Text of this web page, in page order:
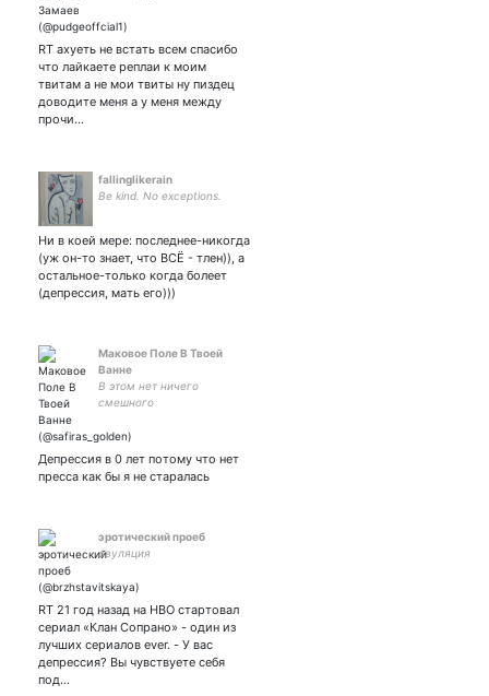
RT ахуеть не встать всем спасибо
что лайкаете реплаи к моим
твитам а не мои твиты ну пиздец
доводите меня а у меня между
прочи…
fallinglikerain
Be kind. No exceptions.
Ни в коей мере: последнее-никогда
(уж он-то знает, что ВСЁ - тлен)), а
остальное-только когда болеет
(депрессия, мать его)))
Маковое Поле В Твоей
Ванне
В этом нет ничего
смешного
Депрессия в 0 лет потому что нет
пресса как бы я не старалась
эротический проеб
овуляция
RT 21 год назад на HBO стартовал
сериал «Клан Сопрано» - один из
лучших сериалов ever. - У вас
депрессия? Вы чувствуете себя
под…